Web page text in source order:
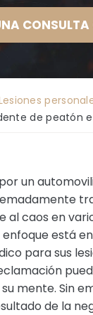
de peatón
un
al caos en
enfoque está
para sus
mente. Sin
de la